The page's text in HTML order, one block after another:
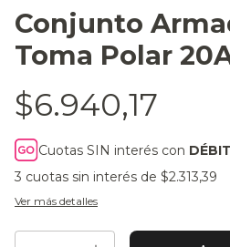
Conjunto
Toma Polar
$6.940,17
Cuotas SIN interés con
3 cuotas sin interés de $2.313,39
Ver más detalles